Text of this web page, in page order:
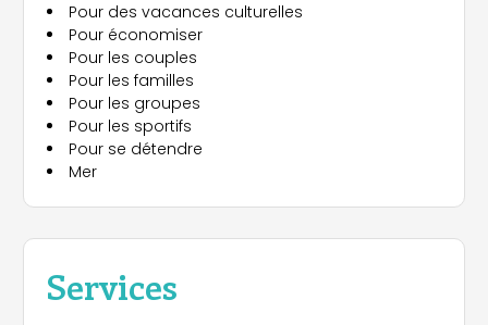
bord de mer et dispose d'une facilité et services
de bar complet . Chaque bungalow ou mobil-
home dispose d'une parasol et deux chaises
pour profiter d'agréables moments de soleil et de
mer dans la paix.
Pour des vacances culturelles
Pour économiser
Pour les couples
Pour les familles
Pour les groupes
Pour les sportifs
Pour se détendre
Mer
Services